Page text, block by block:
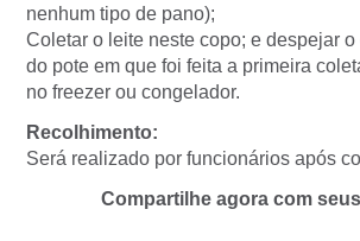
nenhum tipo de pano);
Coletar o leite neste copo; e despejar
do pote em que foi feita a primeira
no freezer ou congelador.
Recolhimento:
Será realizado por funcionários após
Compartilhe agora com